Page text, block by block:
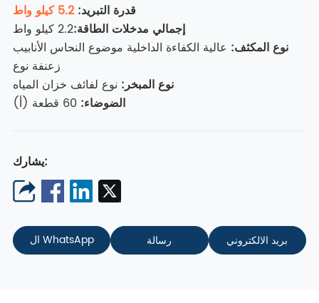
قدرة التبريد:5.2 كيلو واط
إجمالي مدخلات الطاقة:2.2 كيلو واط
نوع المكثف: عالية الكفاءة الداخلية موضوع النحاس الأنابيب
زعنفة نوع
نوع المبخر: نوع لفائف خزان المياه
الضوضاء: 60 قطعة (أ)
يشارك:
ال WhatsApp رسالة بريد الالكتروني